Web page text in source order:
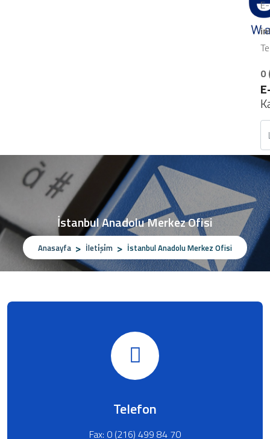
0
İstanbul Anadolu Merkez Ofisi
Anasayfa İleti̇şi̇m İstanbul Anadolu Merkez Ofisi
Telefon
Fax: 0 (216) 499 84 70